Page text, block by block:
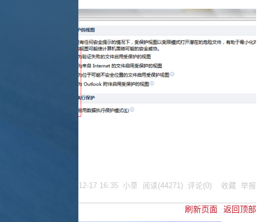
2009-12-17 16:35 小草 阅读(44271) 评论(0) 收藏 举报
刷新页面 返回顶部